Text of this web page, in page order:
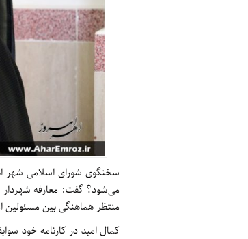
سخنگوی شورای اسلامی شهر
می‌شود؟ گفت: معارفه شهردار
منتظر هماهنگی بین مسئولین
کمال امید در کارنامه خود